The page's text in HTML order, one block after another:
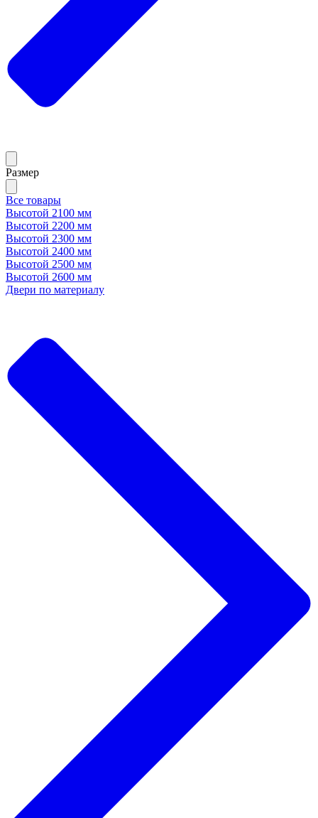
Размер
Все товары
Высотой 2100 мм
Высотой 2200 мм
Высотой 2300 мм
Высотой 2400 мм
Высотой 2500 мм
Высотой 2600 мм
Двери по материалу